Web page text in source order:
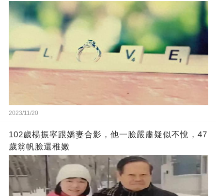
2023/11/20
102歲楊振寧跟嬌妻合影，他一臉嚴肅疑似不悅，47
歲翁帆臉還稚嫩